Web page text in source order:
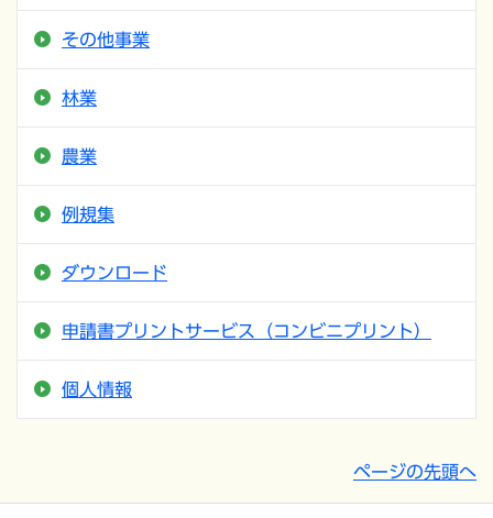
その他事業
林業
農業
例規集
ダウンロード
申請書プリントサービス（コンビニプリント）
個人情報
ページの先頭へ